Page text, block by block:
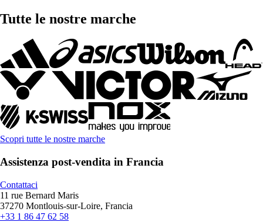
Tutte le nostre marche
Scopri tutte le nostre marche
Assistenza post-vendita in Francia
Contattaci
11 rue Bernard Maris
37270 Montlouis-sur-Loire, Francia
+33 1 86 47 62 58